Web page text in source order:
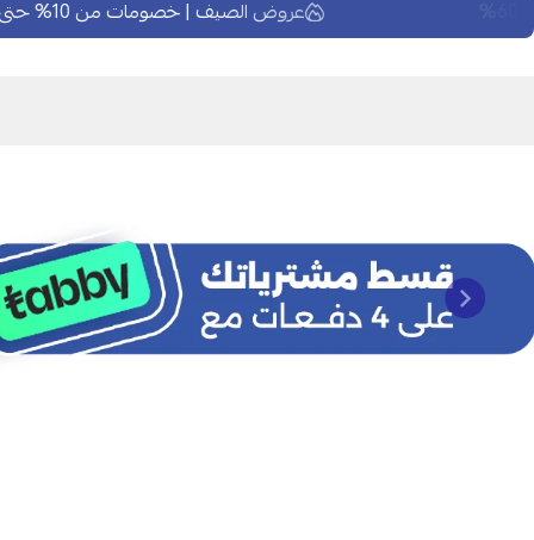
عروض الصيف | خصومات من 10% حتى 60%